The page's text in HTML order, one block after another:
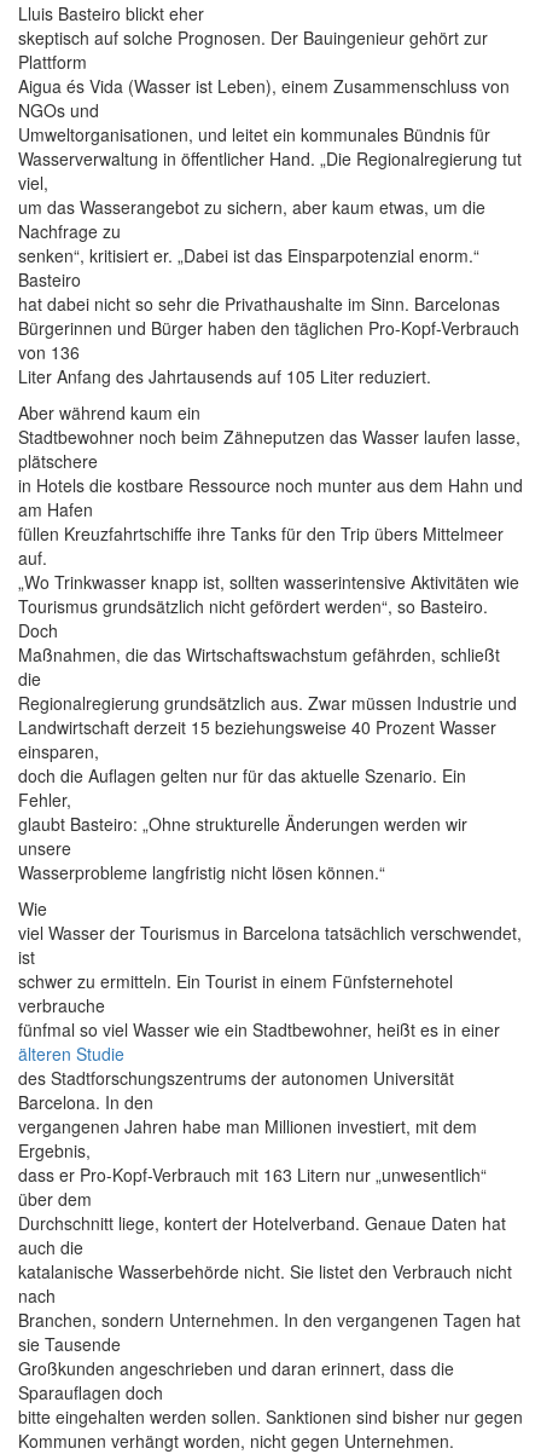
Lluis Basteiro blickt eher
skeptisch auf solche Prognosen. Der Bauingenieur gehört zur
Plattform
Aigua és Vida (Wasser ist Leben), einem Zusammenschluss von
NGOs und
Umweltorganisationen, und leitet ein kommunales Bündnis für
Wasserverwaltung in öffentlicher Hand. „Die Regionalregierung tut
viel,
um das Wasserangebot zu sichern, aber kaum etwas, um die
Nachfrage zu
senken“, kritisiert er. „Dabei ist das Einsparpotenzial enorm.“
Basteiro
hat dabei nicht so sehr die Privathaushalte im Sinn. Barcelonas
Bürgerinnen und Bürger haben den täglichen Pro-Kopf-Verbrauch
von 136
Liter Anfang des Jahrtausends auf 105 Liter reduziert.
Aber während kaum ein
Stadtbewohner noch beim Zähneputzen das Wasser laufen lasse,
plätschere
in Hotels die kostbare Ressource noch munter aus dem Hahn und
am Hafen
füllen Kreuzfahrtschiffe ihre Tanks für den Trip übers Mittelmeer
auf.
„Wo Trinkwasser knapp ist, sollten wasserintensive Aktivitäten wie
Tourismus grundsätzlich nicht gefördert werden“, so Basteiro.
Doch
Maßnahmen, die das Wirtschaftswachstum gefährden, schließt
die
Regionalregierung grundsätzlich aus. Zwar müssen Industrie und
Landwirtschaft derzeit 15 beziehungsweise 40 Prozent Wasser
einsparen,
doch die Auflagen gelten nur für das aktuelle Szenario. Ein
Fehler,
glaubt Basteiro: „Ohne strukturelle Änderungen werden wir
unsere
Wasserprobleme langfristig nicht lösen können.“
Wie
viel Wasser der Tourismus in Barcelona tatsächlich verschwendet,
ist
schwer zu ermitteln. Ein Tourist in einem Fünfsternehotel
verbrauche
fünfmal so viel Wasser wie ein Stadtbewohner, heißt es in einer
älteren Studie
des Stadtforschungszentrums der autonomen Universität
Barcelona. In den
vergangenen Jahren habe man Millionen investiert, mit dem
Ergebnis,
dass er Pro-Kopf-Verbrauch mit 163 Litern nur „unwesentlich“
über dem
Durchschnitt liege, kontert der Hotelverband. Genaue Daten hat
auch die
katalanische Wasserbehörde nicht. Sie listet den Verbrauch nicht
nach
Branchen, sondern Unternehmen. In den vergangenen Tagen hat
sie Tausende
Großkunden angeschrieben und daran erinnert, dass die
Sparauflagen doch
bitte eingehalten werden sollen. Sanktionen sind bisher nur gegen
Kommunen verhängt worden, nicht gegen Unternehmen.